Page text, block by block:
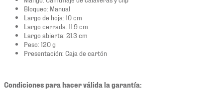
Bloqueo: Manual
Largo de hoja: 10 cm
Largo cerrada: 11.9 cm
Largo abierta: 21.3 cm
Peso: 120 g
Presentación: Caja de cartón
Condiciones para hacer válida la garantía: